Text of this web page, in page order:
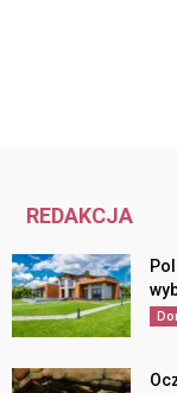
REDAKCJA